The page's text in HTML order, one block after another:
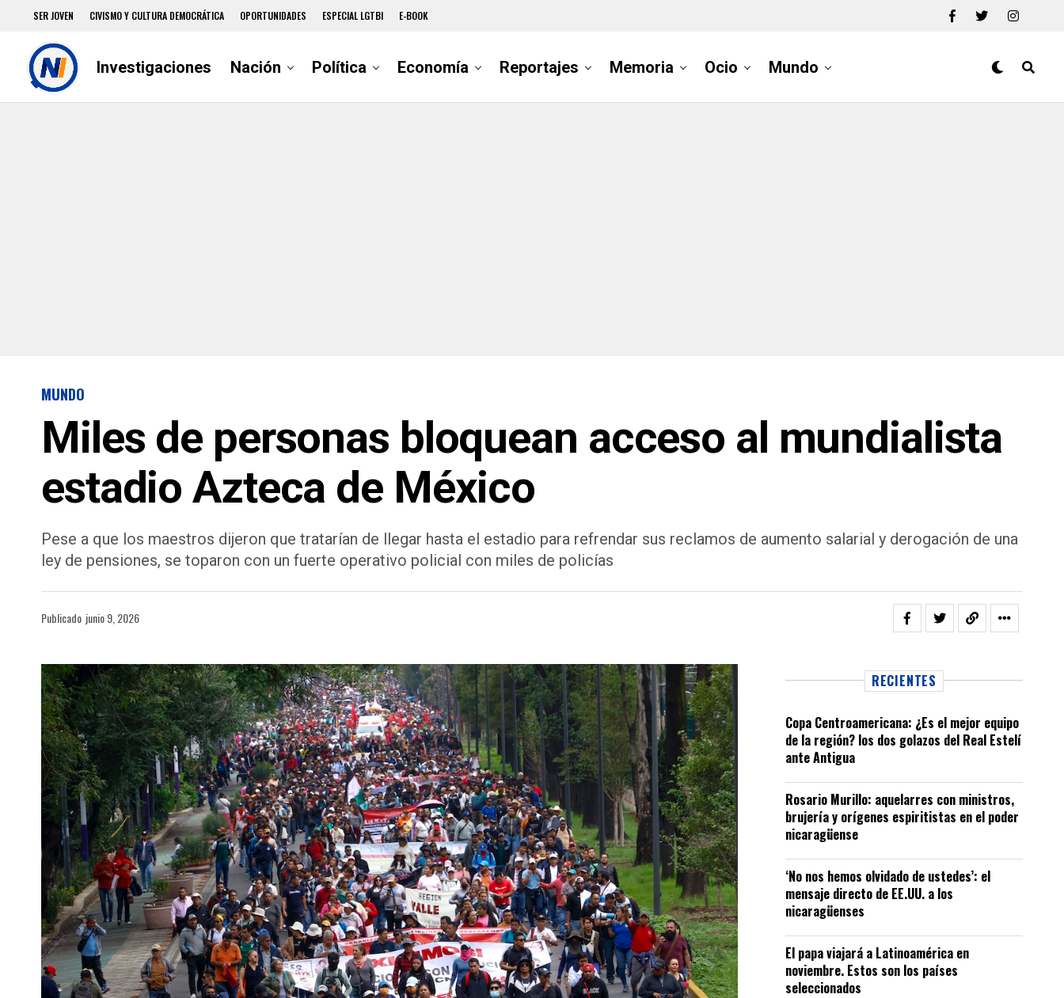
SER JOVEN CIVISMO Y CULTURA DEMOCRÁTICA OPORTUNIDADES ESPECIAL LGTBI E-BOOK
Investigaciones Nación Política Economía Reportajes Memoria Ocio Mundo
MUNDO
Miles de personas bloquean acceso al mundialista
estadio Azteca de México
Pese a que los maestros dijeron que tratarían de llegar hasta el estadio para refrendar sus reclamos de aumento salarial y derogación de una
ley de pensiones, se toparon con un fuerte operativo policial con miles de policías
Publicado junio 9, 2026
RECIENTES
Copa Centroamericana: ¿Es el mejor equipo
de la región? los dos golazos del Real Estelí
ante Antigua
Rosario Murillo: aquelarres con ministros,
brujería y orígenes espiritistas en el poder
nicaragüense
‘No nos hemos olvidado de ustedes’: el
mensaje directo de EE.UU. a los
nicaragüenses
El papa viajará a Latinoamérica en
noviembre. Estos son los países
seleccionados